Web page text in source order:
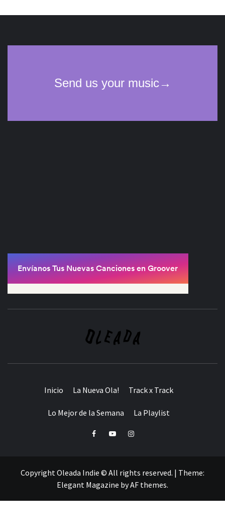
Inicio La Nueva Ola! Track x Track
Lo Mejor de la Semana La Playlist
FacebookYoutubeInstagram
Copyright Oleada Indie © All rights reserved. | Theme:
Elegant Magazine byAF themes.